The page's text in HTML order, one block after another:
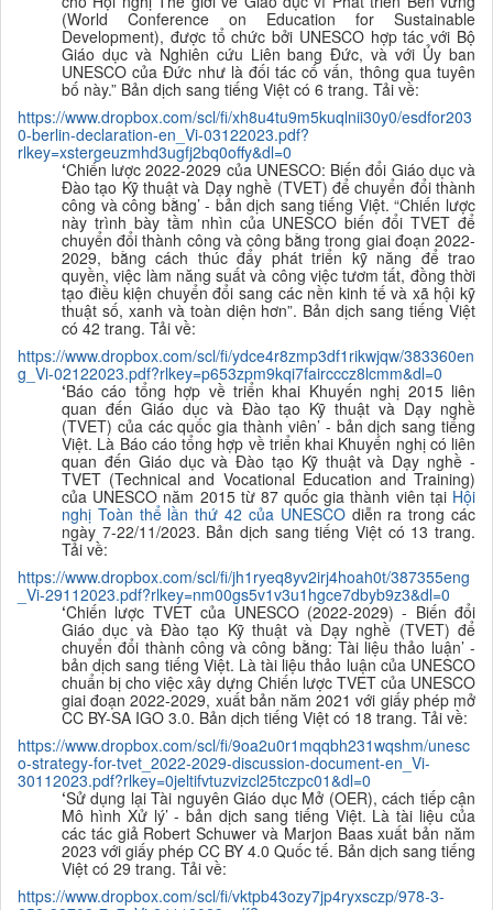
(World Conference on Education for Sustainable
Development), được tổ chức bởi UNESCO hợp tác với Bộ
Giáo dục và Nghiên cứu Liên bang Đức, và với Ủy ban
UNESCO của Đức như là đối tác cố vấn, thông qua tuyên
bố này.” Bản dịch sang tiếng Việt có 6 trang. Tải về:
https://www.dropbox.com/scl/fi/xh8u4tu9m5kuqlnii30y0/esdfor203
0-berlin-declaration-en_Vi-03122023.pdf?
rlkey=xstergeuzmhd3ugfj2bq0offy&dl=0
‘Chiến lược 2022-2029 của UNESCO: Biến đổi Giáo dục và
Đào tạo Kỹ thuật và Dạy nghề (TVET) để chuyển đổi thành
công và công bằng’ - bản dịch sang tiếng Việt. “Chiến lược
này trình bày tầm nhìn của UNESCO biến đổi TVET để
chuyển đổi thành công và công bằng trong giai đoạn 2022-
2029, bằng cách thúc đẩy phát triển kỹ năng để trao
quyền, việc làm năng suất và công việc tươm tất, đồng thời
tạo điều kiện chuyển đổi sang các nền kinh tế và xã hội kỹ
thuật số, xanh và toàn diện hơn”. Bản dịch sang tiếng Việt
có 42 trang. Tải về:
https://www.dropbox.com/scl/fi/ydce4r8zmp3df1rikwjqw/383360en
g_Vi-02122023.pdf?rlkey=p653zpm9kqi7faircccz8lcmm&dl=0
‘Báo cáo tổng hợp về triển khai Khuyến nghị 2015 liên
quan đến Giáo dục và Đào tạo Kỹ thuật và Dạy nghề
(TVET) của các quốc gia thành viên’ - bản dịch sang tiếng
Việt. Là Báo cáo tổng hợp về triển khai Khuyến nghị có liên
quan đến Giáo dục và Đào tạo Kỹ thuật và Dạy nghề -
TVET (Technical and Vocational Education and Training)
của UNESCO năm 2015 từ 87 quốc gia thành viên tại Hội
nghị Toàn thể lần thứ 42 của UNESCOdiễn ra trong các
ngày 7-22/11/2023. Bản dịch sang tiếng Việt có 13 trang.
Tải về:
https://www.dropbox.com/scl/fi/jh1ryeq8yv2irj4hoah0t/387355eng
_Vi-29112023.pdf?rlkey=nm00gs5v1v3u1hgce7dbyb9z3&dl=0
‘Chiến lược TVET của UNESCO (2022-2029) - Biến đổi
Giáo dục và Đào tạo Kỹ thuật và Dạy nghề (TVET) để
chuyển đổi thành công và công bằng: Tài liệu thảo luận’ -
bản dịch sang tiếng Việt. Là tài liệu thảo luận của UNESCO
chuẩn bị cho việc xây dựng Chiến lược TVET của UNESCO
giai đoạn 2022-2029, xuất bản năm 2021 với giấy phép mở
CC BY-SA IGO 3.0. Bản dịch tiếng Việt có 18 trang. Tải về:
https://www.dropbox.com/scl/fi/9oa2u0r1mqqbh231wqshm/unesc
o-strategy-for-tvet_2022-2029-discussion-document-en_Vi-
30112023.pdf?rlkey=0jeltifvtuzvizcl25tczpc01&dl=0
‘Sử dụng lại Tài nguyên Giáo dục Mở (OER), cách tiếp cận
Mô hình Xử lý’ - bản dịch sang tiếng Việt. Là tài liệu của
các tác giả Robert Schuwer và Marjon Baas xuất bản năm
2023 với giấy phép CC BY 4.0 Quốc tế. Bản dịch sang tiếng
Việt có 29 trang. Tải về:
https://www.dropbox.com/scl/fi/vktpb43ozy7jp4ryxsczp/978-3-